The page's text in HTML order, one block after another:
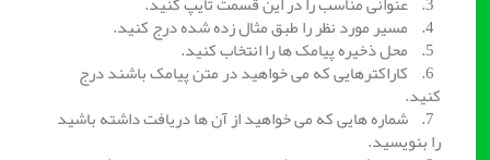
6. کاراکترهایی که می خواهید در متن پیامک باشند درج
کنید.
7. شماره هایی که می خواهید از آن ها دریافت داشته باشید
را بنویسید.